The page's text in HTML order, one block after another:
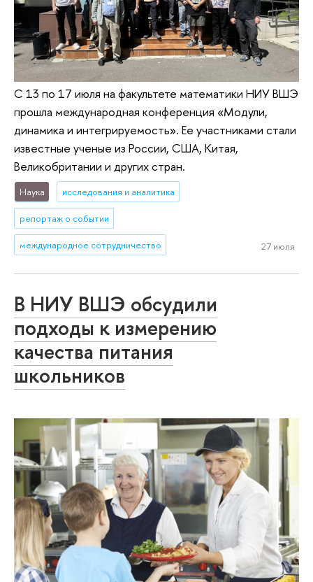
С 13 по 17 июля на факультете математики НИУ ВШЭ
прошла международная конференция «Модули,
динамика и интегрируемость». Ее участниками стали
известные ученые из России, США, Китая,
Великобритании и других стран.
Наука исследования и аналитика
репортаж о событии
международное сотрудничество 27 июля
В НИУ ВШЭ обсудили
подходы к измерению
качества питания
школьников